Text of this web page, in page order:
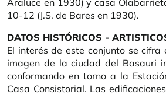
Araluce en 1930) y casa
10-12 (J.S. de Bares en 1930).
DATOS HISTÓRICOS -
El interés de este conjunto se cifra
imagen de la ciudad del Basauri
conformando en torno a la
Casa Consistorial. Las